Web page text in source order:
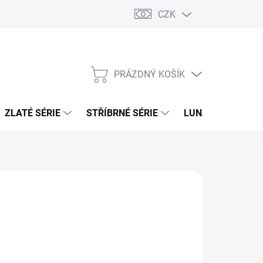
CZK
NÁKUPNÍ
PRÁZDNÝ KOŠÍK
ZLATÉ SÉRIE STŘÍBRNÉ SÉRIE LUNÁRNÍ SÉRIE